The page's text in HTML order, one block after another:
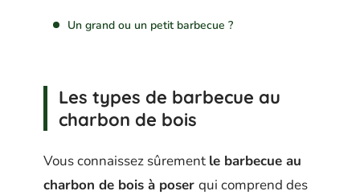
Un grand ou un petit barbecue ?
Les types de barbecue au
charbon de bois
Vous connaissez sûrement le barbecue au
charbon de bois à poser qui comprend des